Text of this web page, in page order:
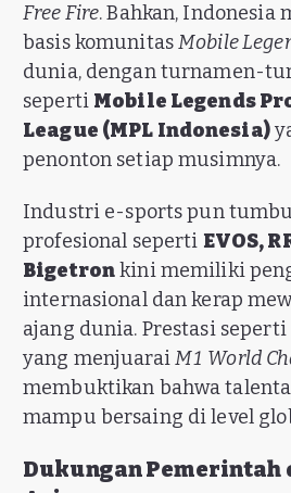
Free Fire. Bahkan, Indonesia
basis komunitasMobile
dunia, dengan turnamen-
seperti Mobile Legends
League (MPL Indonesia)
penonton setiap musimnya.
Industri e-sports pun
profesional seperti EVOS,
Bigetronkini memiliki
internasional dan kerap
ajang dunia. Prestasi seperti
yang menjuaraiM1 World
membuktikan bahwa
mampu bersaing di level
Dukungan Pemerintah